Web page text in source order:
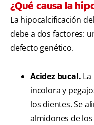
¿Qué causa la
La hipocalcificación
debe a dos factores:
defecto genético.
Acidez bucal.
incolora y
los dientes. Se
almidones de